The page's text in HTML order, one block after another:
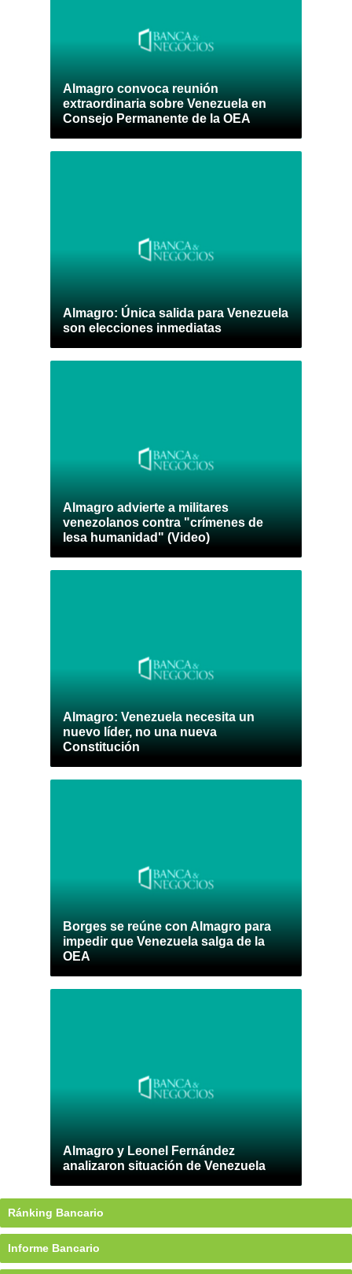
Almagro convoca reunión
extraordinaria sobre Venezuela en
Consejo Permanente de la OEA
Almagro: Única salida para Venezuela
son elecciones inmediatas
Almagro advierte a militares
venezolanos contra "crímenes de
lesa humanidad" (Video)
Almagro: Venezuela necesita un
nuevo líder, no una nueva
Constitución
Borges se reúne con Almagro para
impedir que Venezuela salga de la
OEA
Almagro y Leonel Fernández
analizaron situación de Venezuela
Ránking Bancario
Informe Bancario